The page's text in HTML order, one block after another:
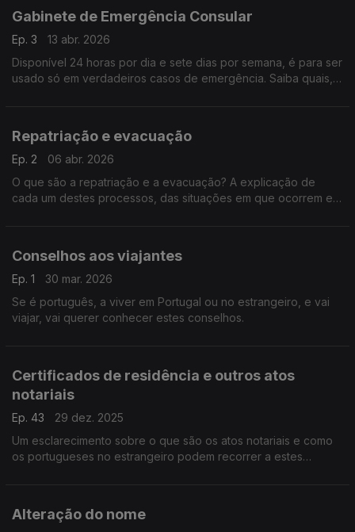
Gabinete de Emergência Consular
Ep. 3
13 abr. 2026
Disponível 24 horas por dia e sete dias por semana, é para ser
usado só em verdadeiros casos de emergência. Saiba quais,
Repatriação e evacuação
Ep. 2
06 abr. 2026
O que são a repatriação e a evacuação? A explicação de
cada um destes processos, das situações em que ocorrem e
Conselhos aos viajantes
Ep. 1
30 mar. 2026
Se é português, a viver em Portugal ou no estrangeiro, e vai
viajar, vai querer conhecer estes conselhos.
Certificados de residência e outros atos
notariais
Ep. 43
29 dez. 2025
Um esclarecimento sobre o que são os atos notariais e como
os portugueses no estrangeiro podem recorrer a estes
Alteração do nome